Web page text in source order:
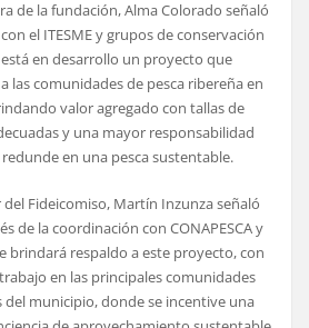
de la fundación, Alma Colorado señaló
el ITESME y grupos de conservación
en desarrollo un proyecto que
las comunidades de pesca ribereña en
valor agregado con tallas de
y una mayor responsabilidad
en una pesca sustentable.
del Fideicomiso, Martín Inzunza señaló
de la coordinación con CONAPESCA y
brindará respaldo a este proyecto, con
en las principales comunidades
del municipio, donde se incentive una